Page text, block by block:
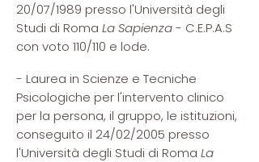
20/07/1989 presso l'Università degli
Studi di Roma La Sapienza- C.E.P.A.S
con voto 110/110 e lode.
- Laurea in Scienze e Tecniche
Psicologiche per l'intervento clinico
per la persona, il gruppo, le istituzioni,
conseguito il 24/02/2005 presso
l'Università degli Studi di Roma La